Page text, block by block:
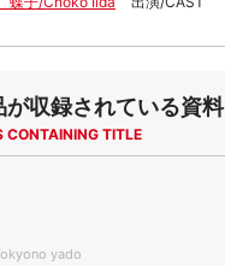
が収録されている資料
CONTAINING TITLE
yado